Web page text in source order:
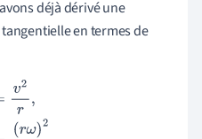
déjà dérivé une
en termes de
ω)